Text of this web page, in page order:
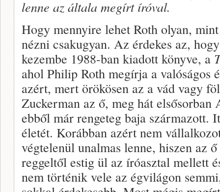
lenne az általa megírt íróval.
Hogy mennyire lehet Roth olyan,
nézni csakugyan. Az érdekes az,
kezembe 1988-ban kiadott könyve, a
ahol Philip Roth megírja a valóságos
azért, mert örökösen az a vád vagy
Zuckerman az ő, meg hát elsősorban
ebből már rengeteg baja származott.
életét. Korábban azért nem
végtelenül unalmas lenne, hiszen az
reggeltől estig ül az íróasztal mellett
nem történik vele az égvilágon